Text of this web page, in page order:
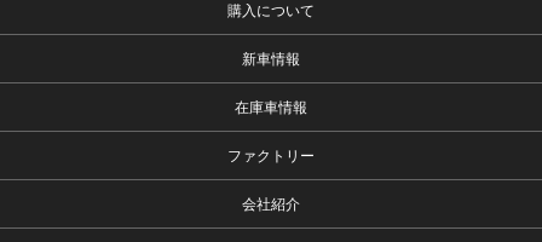
購入について
新車情報
在庫車情報
ファクトリー
会社紹介